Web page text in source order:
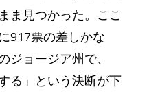
ま見つかった。ここ
917票の差しかな
ジョージア州で、
る」という決断が下